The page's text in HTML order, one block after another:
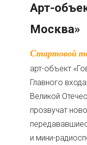
Арт-
Москва»
Стартовой точкой маршрута станет
арт-объект
Главного
Великой
прозвучат
и мини-